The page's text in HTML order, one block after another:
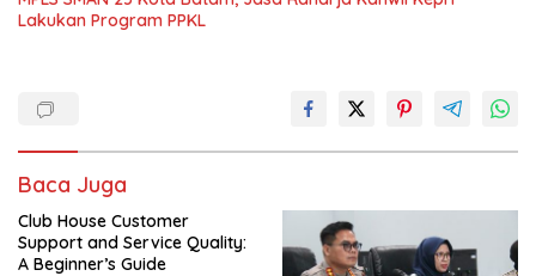
Lakukan Program PPKL
Baca Juga
Club House Customer
Support and Service Quality:
A Beginner’s Guide